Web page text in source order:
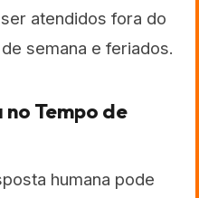
atendidos fora do
semana e feriados.
Tempo de
humana pode